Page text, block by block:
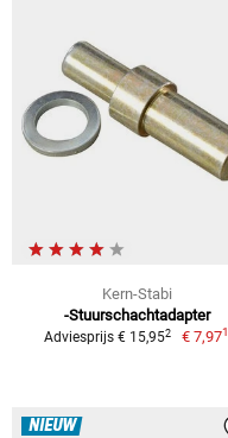
Kern-Stabi
-Stuurschachtadapter
Adviesprijs € 15,952 € 7,971
NIEUW